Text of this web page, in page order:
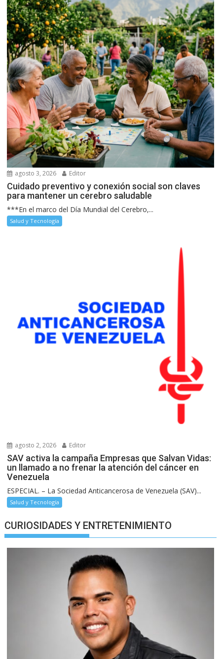
agosto 3, 2026 Editor
Cuidado preventivo y conexión social son claves
para mantener un cerebro saludable
***En el marco del Día Mundial del Cerebro,...
Salud y Tecnología
agosto 2, 2026 Editor
SAV activa la campaña Empresas que Salvan Vidas:
un llamado a no frenar la atención del cáncer en
Venezuela
ESPECIAL. – La Sociedad Anticancerosa de Venezuela (SAV)...
Salud y Tecnología
CURIOSIDADES Y ENTRETENIMIENTO